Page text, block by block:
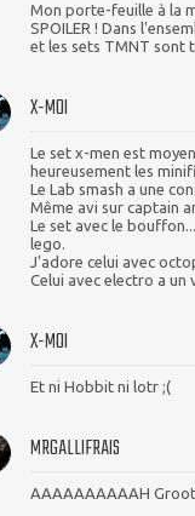
Mon porte-feuille à la
SPOILER ! Dans
et les sets TMNT sont
X-MOI
Le set x-men est
heureusement les
Le Lab smash a une
Même avi sur captain
Le set avec le
lego.
J'adore celui avec
Celui avec electro a un
X-MOI
Et ni Hobbit ni lotr ;(
MRGALLIFRAIS
AAAAAAAAAAH